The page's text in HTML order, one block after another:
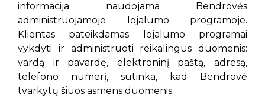
informacija naudojama Bendrovės
administruojamoje lojalumo programoje.
Klientas pateikdamas lojalumo programai
vykdyti ir administruoti reikalingus duomenis:
vardą ir pavardę, elektroninį paštą, adresą,
telefono numerį, sutinka, kad Bendrovė
tvarkytų šiuos asmens duomenis.